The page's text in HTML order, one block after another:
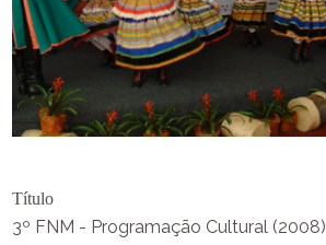
Título
3º FNM - Programação Cultural (2008)